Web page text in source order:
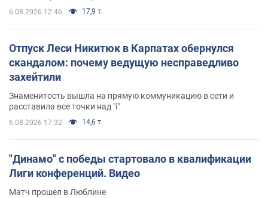
6.08.2026 12:46 17,9 т.
Отпуск Леси Никитюк в Карпатах обернулся
скандалом: почему ведущую несправедливо
захейтили
Знаменитость вышла на прямую коммуникацию в сети и
расставила все точки над "i"
6.08.2026 17:32 14,6 т.
"Динамо" с победы стартовало в квалификации
Лиги конференций. Видео
Матч прошел в Люблине